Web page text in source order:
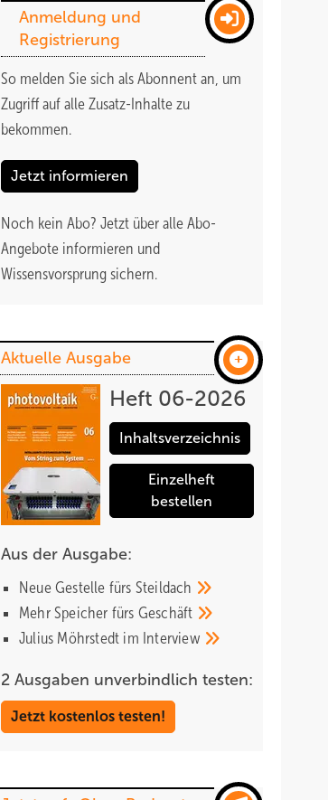
Anmeldung und
Registrierung
So melden Sie sich als Abonnent an, um
Zugriff auf alle Zusatz-Inhalte zu
bekommen.
Jetzt informieren
Noch kein Abo? Jetzt über alle Abo-
Angebote informieren und
Wissensvorsprung sichern.
Aktuelle Ausgabe
Heft 06-2026
Inhaltsverzeichnis
Einzelheft
bestellen
Aus der Ausgabe:
Neue Gestelle fürs Steildach
Mehr Speicher fürs Geschäft
Julius Möhrstedt im Interview
2 Ausgaben unverbindlich testen:
Jetzt kostenlos testen!